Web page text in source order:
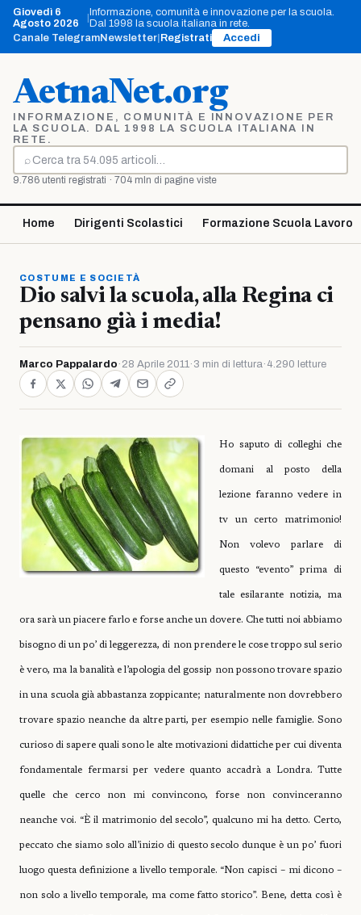
Vai
contenuto
Giovedì 6
Agosto 2026
Informazione, comunità e innovazione per la scuola.
Dal 1998 la scuola italiana in rete.
Canale TelegramNewsletter Registrati Accedi
AetnaNet.org
INFORMAZIONE, COMUNITÀ E INNOVAZIONE PER
LA SCUOLA. DAL 1998 LA SCUOLA ITALIANA IN
RETE.
⌕
Cerca
9.786 utenti registrati · 704 mln di pagine viste
Home Dirigenti Scolastici Formazione Scuola Lavoro
COSTUME E SOCIETÀ
Dio salvi la scuola, alla Regina ci
pensano già i media!
Marco Pappalardo · 28 Aprile 2011· 3 min di lettura· 4.290 letture
Ho saputo di colleghi che
domani al posto della
lezione faranno vedere in
tv un certo matrimonio!
Non volevo parlare di
questo “evento” prima di
tale esilarante notizia, ma
ora sarà un piacere farlo e forse anche un dovere. Che tutti noi abbiamo
bisogno di un po’ di leggerezza, di non prendere le cose troppo sul serio
è vero, ma la banalità e l’apologia del gossip non possono trovare spazio
in una scuola già abbastanza zoppicante; naturalmente non dovrebbero
trovare spazio neanche da altre parti, per esempio nelle famiglie. Sono
curioso di sapere quali sono le alte motivazioni didattiche per cui diventa
fondamentale fermarsi per vedere quanto accadrà a Londra. Tutte
quelle che cerco non mi convincono, forse non convinceranno
neanche voi. “È il matrimonio del secolo”, qualcuno mi ha detto. Certo,
peccato che siamo solo all’inizio di questo secolo dunque è un po’ fuori
luogo questa definizione a livello temporale. “Non capisci – mi dicono –
non solo a livello temporale, ma come fatto storico”. Bene, detta così è